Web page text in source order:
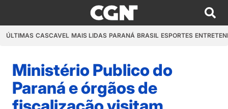
ÚLTIMAS CASCAVEL MAIS LIDAS PARANÁ BRASIL ESPORTES
Ministério Publico do
Paraná e órgãos de